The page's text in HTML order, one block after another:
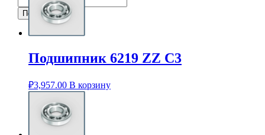
Подшипник 6219 ZZ C3
₽3,957.00 В корзину